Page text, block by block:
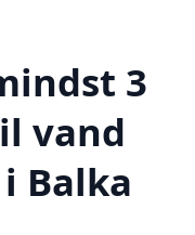
3
vand
Balka